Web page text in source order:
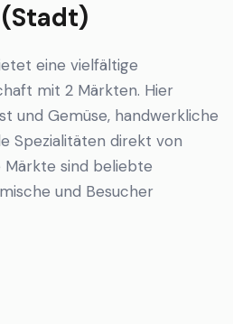
eine vielfältige
mit 2 Märkten. Hier
und Gemüse, handwerkliche
Spezialitäten direkt von
Märkte sind beliebte
und Besucher